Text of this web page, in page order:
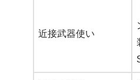
近接武器使い